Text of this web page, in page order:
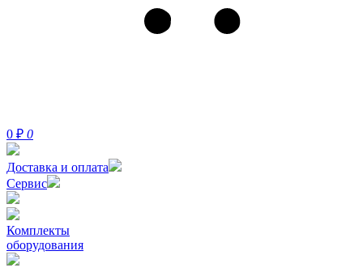
0 ₽ 0
Доставка и оплата
Сервис
Комплекты
оборудования